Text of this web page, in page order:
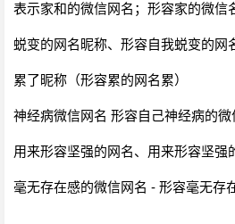
表示家和的微信网名；形容家的微信
蜕变的网名昵称、形容自我蜕变的网
累了昵称（形容累的网名累）
神经病微信网名 形容自己神经病的微
用来形容坚强的网名、用来形容坚强
毫无存在感的微信网名 - 形容毫无存